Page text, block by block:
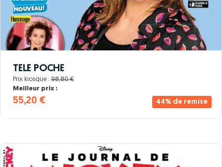
44% de remise
TELE POCHE
Prix kiosque : 98,80 €
Meilleur prix :
55,20 €